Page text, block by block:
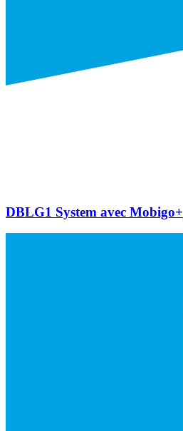
DBLG1 System avec Mobigo+